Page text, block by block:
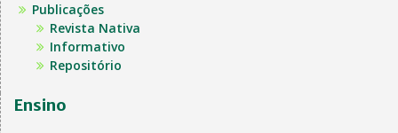
Publicações
Revista Nativa
Informativo
Repositório
Ensino